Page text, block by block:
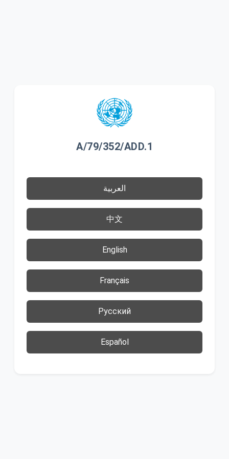
A/79/352/ADD.1
العربية
中文
English
Français
Русский
Español